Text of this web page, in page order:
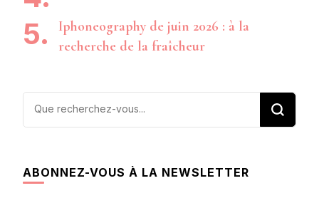
Iphoneography de juin 2026 : à la
recherche de la fraîcheur
Vous
recherchiez
ABONNEZ-VOUS À LA NEWSLETTER